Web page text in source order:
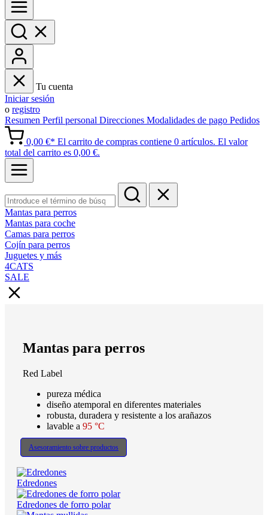
Tu cuenta
Iniciar sesión
o registro
Resumen Perfil personal Direcciones Modalidades de pago Pedidos
0,00 €* El carrito de compras contiene 0 artículos. El valor
total del carrito es 0,00 €.
Mantas para perros
Mantas para coche
Camas para perros
Cojín para perros
Juguetes y más
4CATS
SALE
Mantas para perros
Red Label
pureza médica
diseño atemporal en diferentes materiales
robusta, duradera y resistente a los arañazos
lavable a 95 °C
Asesoramiento sobre productos
Edredones
Edredones de forro polar